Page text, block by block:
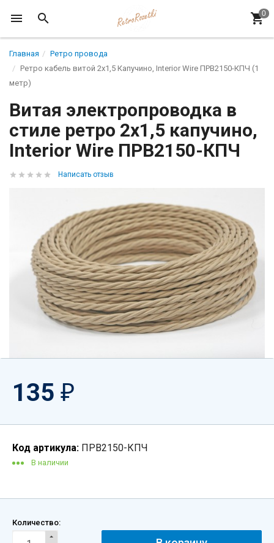
Главная
Ретро провода
Ретро кабель витой 2x1,5 Капучино, Interior Wire ПРВ2150-КПЧ (1
метр)
Витая электропроводка в
стиле ретро 2x1,5 капучино,
Interior Wire ПРВ2150-КПЧ
Написать отзыв
135 ₽
Код артикула: ПРВ2150-КПЧ
В наличии
Количество: